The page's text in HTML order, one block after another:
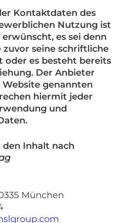
Kontaktdaten des
Nutzung ist
es sei denn
seine schriftliche
oder es besteht bereits
Der Anbieter
genannten
hiermit jeder
und
Inhalt nach
München